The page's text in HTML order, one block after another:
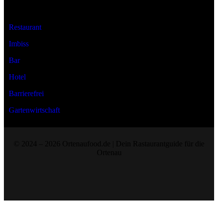
Restaurant
Imbiss
Bar
Hotel
Barrierefrei
Gartenwirtschaft